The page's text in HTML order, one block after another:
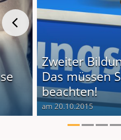
Zweiter
Das müssen
beachten!
am 20.10.2015